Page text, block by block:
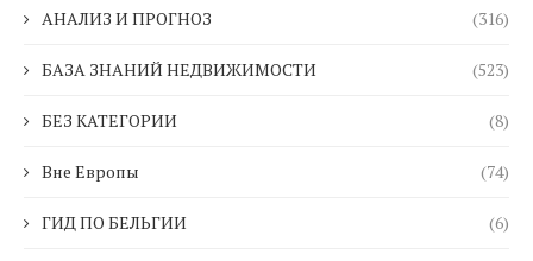
АНАЛИЗ И ПРОГНОЗ (316)
БАЗА ЗНАНИЙ НЕДВИЖИМОСТИ (523)
БЕЗ КАТЕГОРИИ (8)
Вне Европы (74)
ГИД ПО БЕЛЬГИИ (6)